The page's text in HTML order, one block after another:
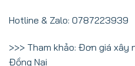
Hotline & Zalo: 0787223939
>>> Tham khảo: Đơn giá xây
Đồng Nai